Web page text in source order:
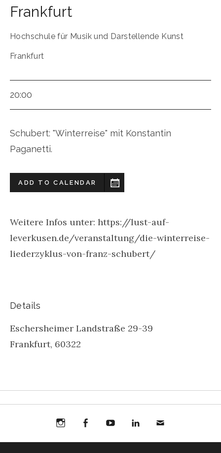
Frankfurt
Hochschule für Musik und Darstellende Kunst
Frankfurt
20:00
Schubert: "Winterreise" mit Konstantin
Paganetti.
ADD TO CALENDAR
Weitere Infos unter: https://lust-auf-
leverkusen.de/veranstaltung/die-winterreise-
liederzyklus-von-franz-schubert/
Details
Eschersheimer Landstraße 29-39
Frankfurt, 60322
Instagram
Toni Toni
Mail